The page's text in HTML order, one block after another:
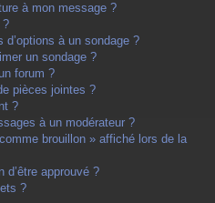
à mon message ?
?
d’options à un sondage ?
un sondage ?
forum ?
pièces jointes ?
?
à un modérateur ?
brouillon » affiché lors de la
d’être approuvé ?
?